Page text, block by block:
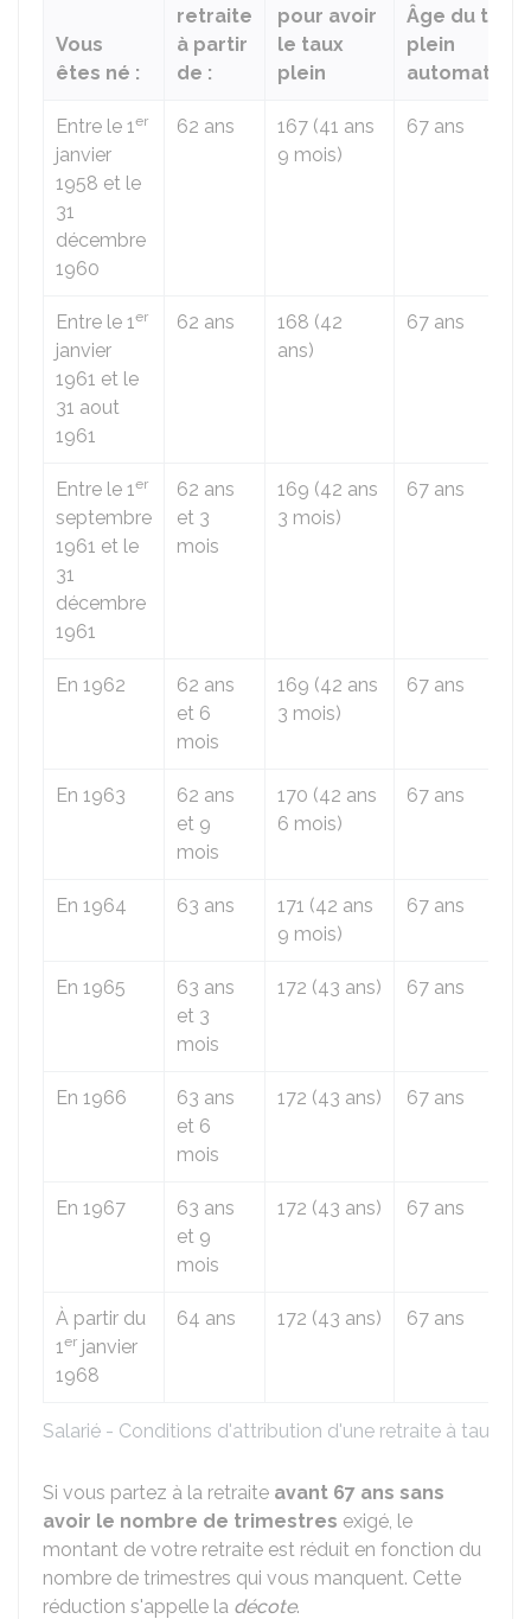
Salarié - Conditions d'attribution d'une retraite à taux
Vous
êtes né :
retraite
à partir
de :
pour avoir
le taux
plein
Âge du taux
plein
Entre le 1er
janvier
1958 et le
31
décembre
1960
62 ans
167 (41 ans
9 mois)
67 ans
Entre le 1er
janvier
1961 et le
31 aout
1961
62 ans
168 (42
ans)
67 ans
Entre le 1er
septembre
1961 et le
31
décembre
1961
62 ans
et 3
mois
169 (42 ans
3 mois)
67 ans
En 1962
62 ans
et 6
mois
169 (42 ans
3 mois)
67 ans
En 1963
62 ans
et 9
mois
170 (42 ans
6 mois)
67 ans
En 1964 63 ans
171 (42 ans
9 mois)
67 ans
En 1965
63 ans
et 3
mois
172 (43 ans) 67 ans
En 1966
63 ans
et 6
mois
172 (43 ans) 67 ans
En 1967
63 ans
et 9
mois
172 (43 ans) 67 ans
À partir du
1er janvier
1968
64 ans 172 (43 ans) 67 ans
Si vous partez à la retraite avant 67 ans sans
avoir le nombre de trimestres exigé, le
montant de votre retraite est réduit en fonction du
nombre de trimestres qui vous manquent. Cette
réduction s'appelle la décote.